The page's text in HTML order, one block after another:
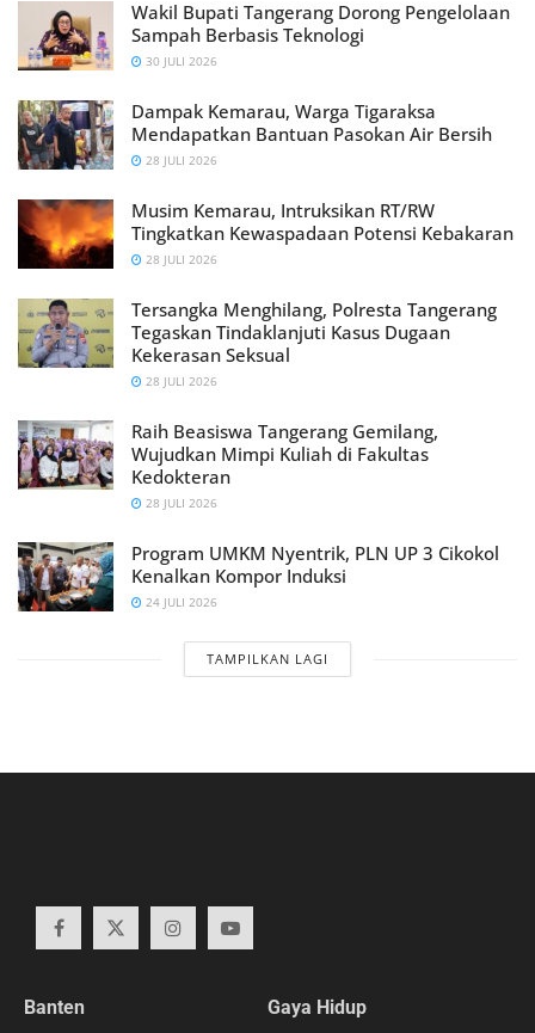
Wakil Bupati Tangerang Dorong Pengelolaan
Sampah Berbasis Teknologi
30 JULI 2026
Dampak Kemarau, Warga Tigaraksa
Mendapatkan Bantuan Pasokan Air Bersih
28 JULI 2026
Musim Kemarau, Intruksikan RT/RW
Tingkatkan Kewaspadaan Potensi Kebakaran
28 JULI 2026
Tersangka Menghilang, Polresta Tangerang
Tegaskan Tindaklanjuti Kasus Dugaan
Kekerasan Seksual
28 JULI 2026
Raih Beasiswa Tangerang Gemilang,
Wujudkan Mimpi Kuliah di Fakultas
Kedokteran
28 JULI 2026
Program UMKM Nyentrik, PLN UP 3 Cikokol
Kenalkan Kompor Induksi
24 JULI 2026
TAMPILKAN LAGI
Banten
Gaya Hidup